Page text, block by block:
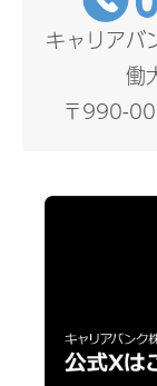
キャリアバ
働
〒990-